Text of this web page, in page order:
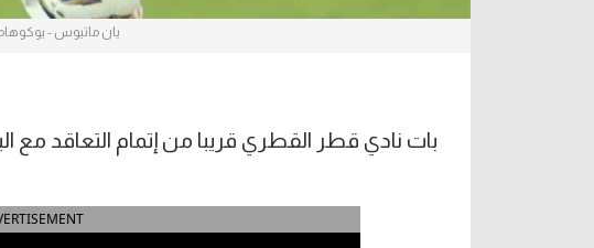
يان ماتيوس -
بات نادي قطر القطري قريبا من إتمام التعاقد مع